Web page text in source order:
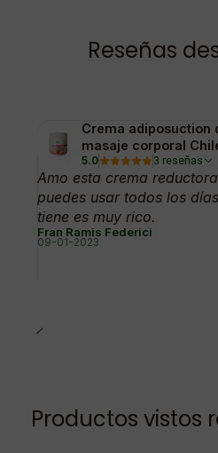
Reseñas
Crema adiposuction
masaje corporal
5.0 3 reseñas
Amo esta crema
puedes usar todos los
tiene es muy rico.
Fran Ramis Federici
09-01-2023
Productos vistos